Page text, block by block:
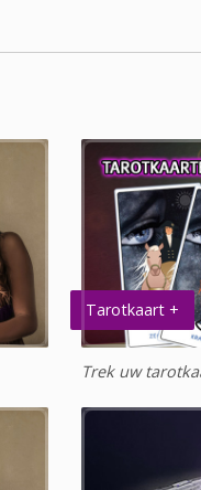
Tarotkaart +
Trek uw